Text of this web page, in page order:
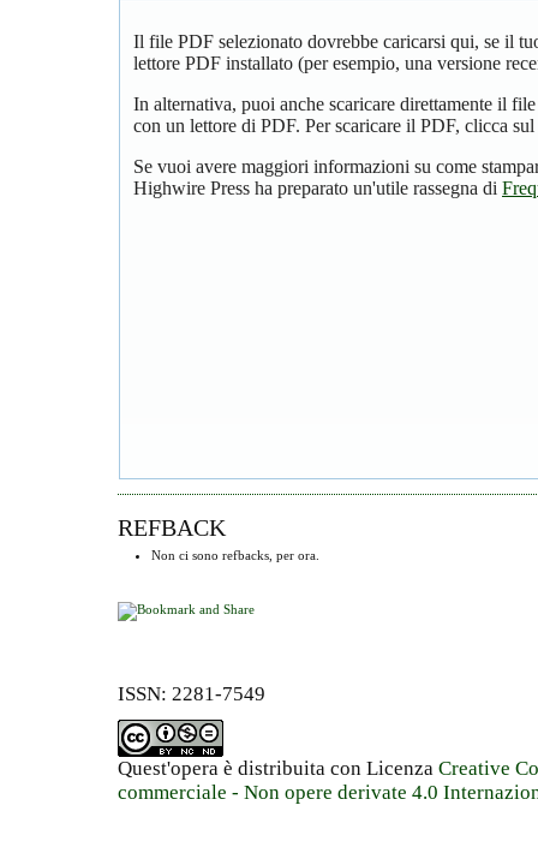
Il file PDF selezionato dovrebbe caricarsi qui, se il
lettore PDF installato (per esempio, una versione
In alternativa, puoi anche scaricare direttamente il
con un lettore di PDF. Per scaricare il PDF, clicca
Se vuoi avere maggiori informazioni su come
Highwire Press ha preparato un'utile rassegna di
REFBACK
Non ci sono refbacks, per ora.
ISSN: 2281-7549
Quest'opera è distribuita con Licenza Creative
commerciale - Non opere derivate 4.0